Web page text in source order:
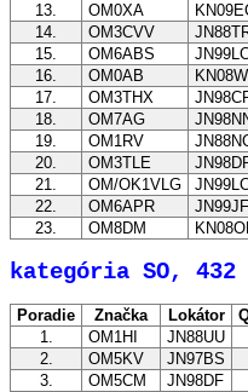
13.
OM0XA
14.
OM3CVV
15.
OM6ABS
16.
OM0AB
17.
OM3THX
18.
OM7AG
19.
OM1RV
20.
OM3TLE
21.
OM/OK1VLG
22.
OM6APR JN99JF
23.
OM8DM
kategória SO, 432
Poradie Značka Lokátor
1.
OM1HI JN88UU
2.
OM5KV JN97BS
3.
OM5CM JN98DF